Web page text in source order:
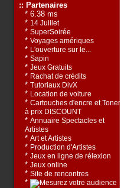
:: Partenaires
* 6.38 ms
* 14 Juillet
* SuperSoirée
* Voyages amériques
* L'ouverture sur le...
* Sapin
* Jeux Gratuits
* Rachat de crédits
* Tutoriaux DivX
* Location de voiture
* Cartouches d'encre et Toners
à prix DISCOUNT
* Annuaire Spectacles et
Artistes
* Art et Artistes
* Production d'Artistes
* Jeux en ligne de rélexion
* Jeux online
* Site de rencontres
*